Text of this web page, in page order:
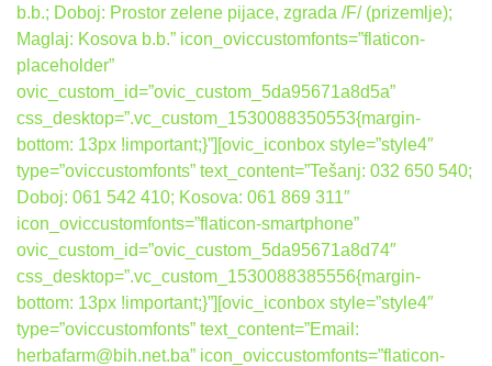
b.b.; Doboj: Prostor zelene pijace, zgrada /F/ (prizemlje);
Maglaj: Kosova b.b.” icon_oviccustomfonts=”flaticon-
placeholder”
ovic_custom_id=”ovic_custom_5da95671a8d5a”
css_desktop=”.vc_custom_1530088350553{margin-
bottom: 13px !important;}”][ovic_iconbox style=”style4″
type=”oviccustomfonts” text_content=”Tešanj: 032 650 540;
Doboj: 061 542 410; Kosova: 061 869 311″
icon_oviccustomfonts=”flaticon-smartphone”
ovic_custom_id=”ovic_custom_5da95671a8d74″
css_desktop=”.vc_custom_1530088385556{margin-
bottom: 13px !important;}”][ovic_iconbox style=”style4″
type=”oviccustomfonts” text_content=”Email:
herbafarm@bih.net.ba” icon_oviccustomfonts=”flaticon-